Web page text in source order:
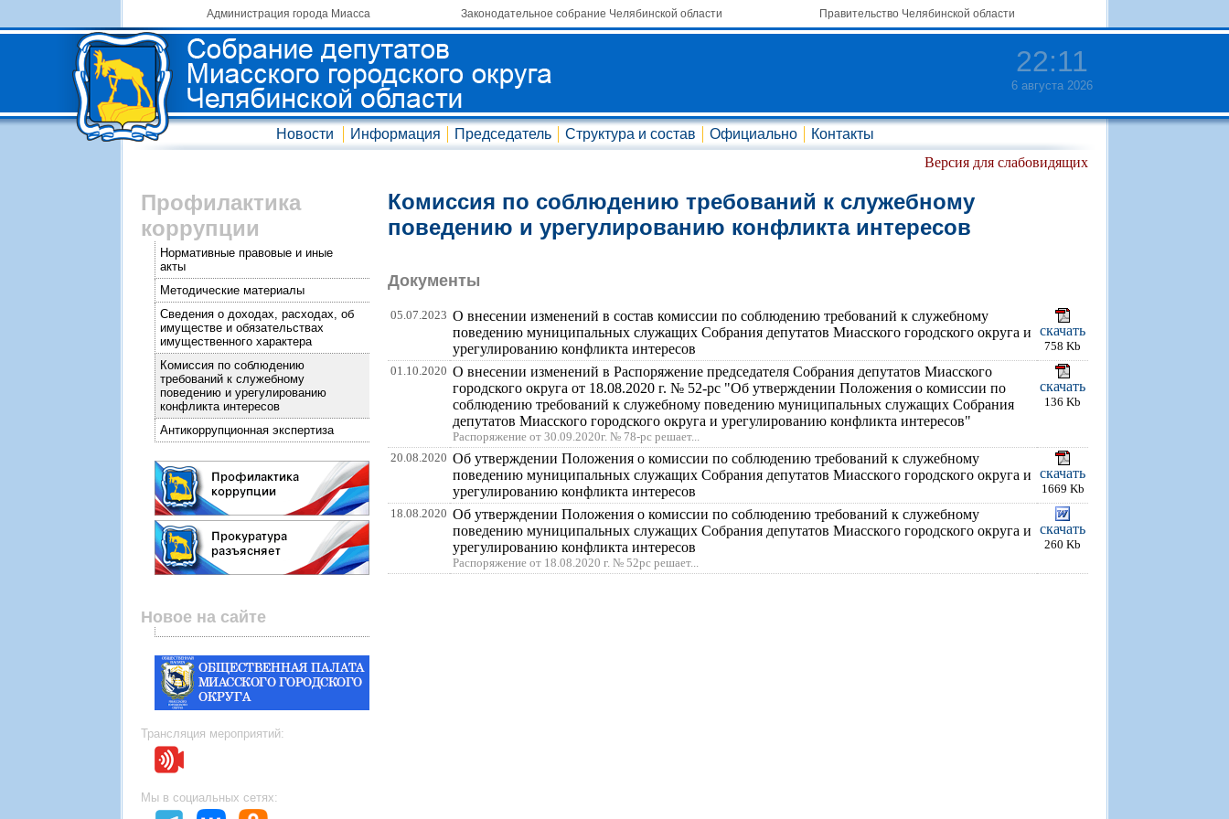
Администрация города Миасса Законодательное собрание Челябинской области Правительство Челябинской области
22:11
6 августа 2026
Новости Информация Председатель Структура и состав Официально
Контакты
Версия для слабовидящих
Профилактика
коррупции
Нормативные правовые и иные
акты
Методические материалы
Сведения о доходах, расходах, об
имуществе и обязательствах
имущественного характера
Комиссия по соблюдению
требований к служебному
поведению и урегулированию
конфликта интересов
Антикоррупционная экспертиза
Новое на сайте
Трансляция мероприятий:
Мы в социальных сетях:
Комиссия по соблюдению требований к служебному
поведению и урегулированию конфликта интересов
Документы
05.07.2023 О внесении изменений в состав комиссии по соблюдению требований к служебному
поведению муниципальных служащих Собрания депутатов Миасского городского округа и
урегулированию конфликта интересов
скачать
758 Kb
01.10.2020 О внесении изменений в Распоряжение председателя Собрания депутатов Миасского
городского округа от 18.08.2020 г. № 52-рс "Об утверждении Положения о комиссии по
соблюдению требований к служебному поведению муниципальных служащих Собрания
депутатов Миасского городского округа и урегулированию конфликта интересов"
Распоряжение от 30.09.2020г. № 78-рс решает...
скачать
136 Kb
20.08.2020 Об утверждении Положения о комиссии по соблюдению требований к служебному
поведению муниципальных служащих Собрания депутатов Миасского городского округа и
урегулированию конфликта интересов
скачать
1669 Kb
18.08.2020 Об утверждении Положения о комиссии по соблюдению требований к служебному
поведению муниципальных служащих Собрания депутатов Миасского городского округа и
урегулированию конфликта интересов
Распоряжение от 18.08.2020 г. № 52рс решает...
скачать
260 Kb